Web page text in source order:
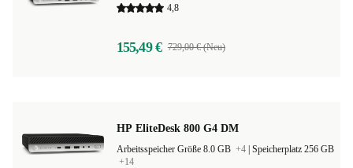
4,8
155,49 € 729,00 € (Neu)
HP EliteDesk 800 G4 DM
Arbeitsspeicher Größe 8.0 GB +4 Speicherplatz 256 GB
+14